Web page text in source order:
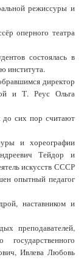
режиссуры и
оперного театра
состоялась в
института.
директор
и Т. Реус Ольга
до сих пор считают
и хореографии
Тейдор и
искусств СССР
опытный педагог
наставником и
преподавателей,
Ивлева Любовь